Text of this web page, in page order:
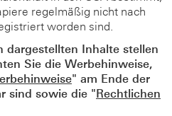
regelmäßig nicht nach
worden sind.
dargestellten Inhalte stellen
Sie die Werbehinweise,
" am Ende der
sind sowie die "Rechtlichen